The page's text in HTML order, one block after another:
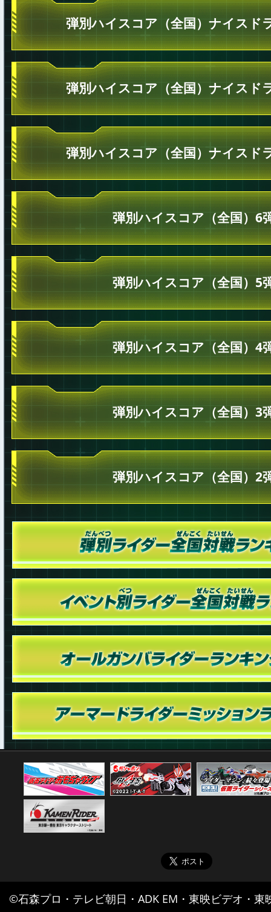
弾別ハイスコア（全国）ナイスド
弾別ハイスコア（全国）ナイスド
弾別ハイスコア（全国）ナイスド
弾別ハイスコア（全国）6
弾別ハイスコア（全国）5
弾別ハイスコア（全国）4
弾別ハイスコア（全国）3
弾別ハイスコア（全国）2
©石森プロ・テレビ朝日・ADK EM・東映ビデオ・